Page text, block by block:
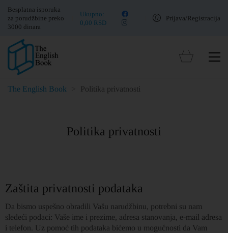
Besplatna isporuka
za porudžbine preko
3000 dinara
Ukupno:
0,00 RSD
Prijava/Registracija
The English Book Politika privatnosti
Politika privatnosti
Zaštita privatnosti podataka
Da bismo uspešno obradili Vašu narudžbinu, potrebni su nam
sledeći podaci: Vaše ime i prezime, adresa stanovanja, e-mail adresa
i telefon. Uz pomoć tih podataka bićemo u mogućnosti da Vam